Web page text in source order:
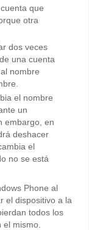
que
otra
dos veces
una cuenta
nombre
el nombre
un
embargo, en
deshacer
el
no se está
Phone al
el dispositivo a la
todos los
mismo.